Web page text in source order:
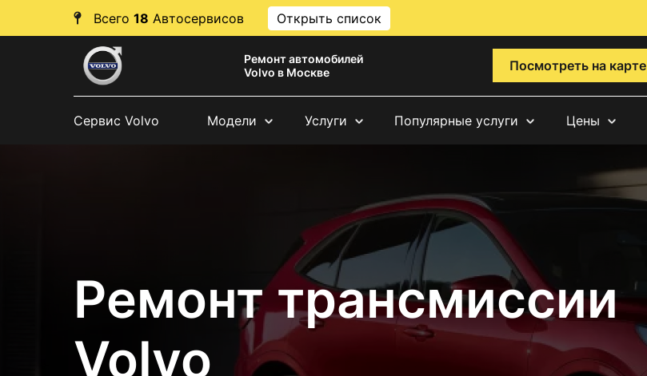
Всего 18 Автосервисов Открыть список
Ремонт автомобилей
Volvo в Москве
Посмотреть на карте
Сервис Volvo Модели Услуги Популярные услуги Цены
Ремонт трансмиссии
Volvo